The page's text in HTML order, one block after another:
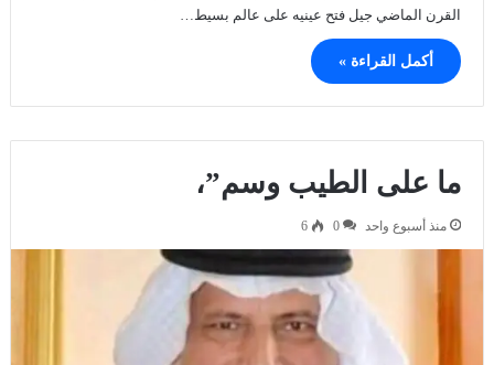
القرن الماضي جيل فتح عينيه على عالم بسيط…
أكمل القراءة »
ما على الطيب وسم”،
منذ أسبوع واحد 0
6